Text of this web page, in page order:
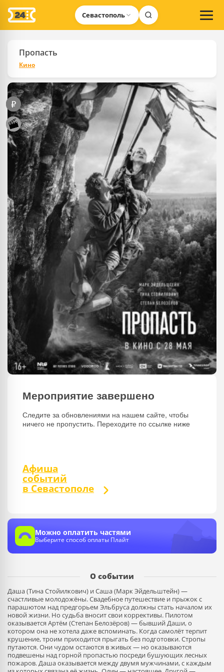
Севастополь
Пропасть
Кино
Мероприятие завершено
Следите за обновлениями на нашем сайте, чтобы
ничего не пропустить. Переходите по ссылке ниже
Афиша
событий
в Севастополе
Можно оплатить частями
Выберите способ оплаты Плайт
О событии
Даша (Тина Стойилкович) и Саша (Марк Эйдельштейн) —
счастливые молодожёны. Свадебное путешествие и прыжок с
парашютом над предгорьем Эльбруса должны стать началом их
новой жизни. Но судьба вносит свои коррективы. Пилотом
оказывается Артём (Степан Белозёров) — бывший Даши, о
котором она не хотела даже вспоминать. Когда самолёт терпит
крушение, троим приходится прыгать без подготовки. Стропы
путаются. Они чудом остаются в живых — но оказываются
подвешены над горной пропастью посреди бушующих лесных
пожаров. Даша оказывается между двумя мужчинами, с каждым